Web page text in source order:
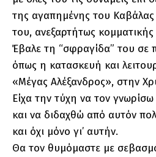
της αγαπημένης του Καβάλας
του, ανεξαρτήτως
Έβαλε τη “σφραγίδα” του σε
όπως η κατασκευή και
«Μέγας Αλέξανδρος», στην
Είχα την τύχη να τον
και να διδαχθώ από αυτόν
και όχι μόνο γι’ αυτήν.
Θα τον θυμόμαστε με